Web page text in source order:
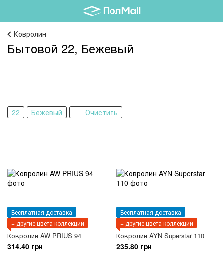
Ковролин
Бытовой 22, Бежевый
22 Бежевый Очистить
Бесплатная доставка
+ другие цвета коллекции
Ковролин AW PRIUS 94
314.40 грн
Бесплатная доставка
+ другие цвета коллекции
Ковролин AYN Superstar 110
235.80 грн